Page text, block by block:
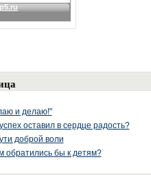
и делаю!"
оставил в сердце радость?
доброй воли
обратились бы к детям?